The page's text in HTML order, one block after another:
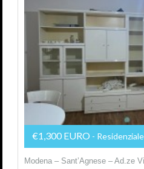
€1,300 EURO -
Modena – Sant’Agnese – Ad.ze